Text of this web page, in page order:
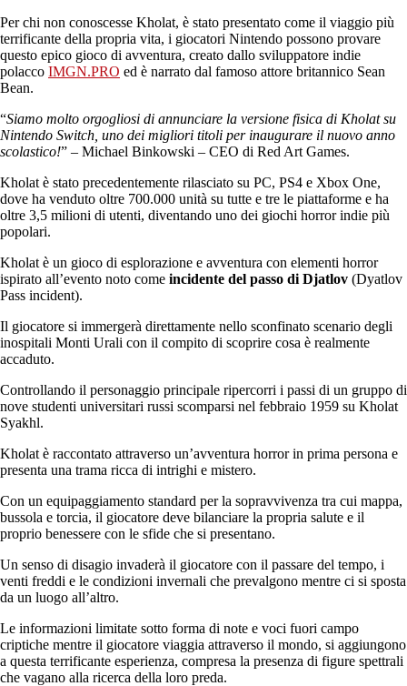
Per chi non conoscesse Kholat, è stato presentato come il viaggio più
terrificante della propria vita, i giocatori Nintendo possono provare
questo epico gioco di avventura, creato dallo sviluppatore indie
polacco IMGN.PRO ed è narrato dal famoso attore britannico Sean
Bean.
“Siamo molto orgogliosi di annunciare la versione fisica di Kholat su
Nintendo Switch, uno dei migliori titoli per inaugurare il nuovo anno
scolastico!” – Michael Binkowski – CEO di Red Art Games.
Kholat è stato precedentemente rilasciato su PC, PS4 e Xbox One,
dove ha venduto oltre 700.000 unità su tutte e tre le piattaforme e ha
oltre 3,5 milioni di utenti, diventando uno dei giochi horror indie più
popolari.
Kholat è un gioco di esplorazione e avventura con elementi horror
ispirato all’evento noto come incidente del passo di Djatlov (Dyatlov
Pass incident).
Il giocatore si immergerà direttamente nello sconfinato scenario degli
inospitali Monti Urali con il compito di scoprire cosa è realmente
accaduto.
Controllando il personaggio principale ripercorri i passi di un gruppo di
nove studenti universitari russi scomparsi nel febbraio 1959 su Kholat
Syakhl.
Kholat è raccontato attraverso un’avventura horror in prima persona e
presenta una trama ricca di intrighi e mistero.
Con un equipaggiamento standard per la sopravvivenza tra cui mappa,
bussola e torcia, il giocatore deve bilanciare la propria salute e il
proprio benessere con le sfide che si presentano.
Un senso di disagio invaderà il giocatore con il passare del tempo, i
venti freddi e le condizioni invernali che prevalgono mentre ci si sposta
da un luogo all’altro.
Le informazioni limitate sotto forma di note e voci fuori campo
criptiche mentre il giocatore viaggia attraverso il mondo, si aggiungono
a questa terrificante esperienza, compresa la presenza di figure spettrali
che vagano alla ricerca della loro preda.